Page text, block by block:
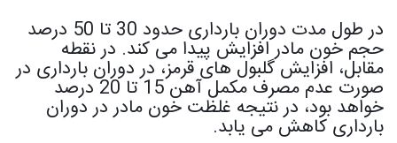
در طول مدت دوران بارداری حدود 30 تا 50 درصد
حجم خون مادر افزایش پیدا می کند. در نقطه
مقابل، افزایش گلبول های قرمز، در دوران بارداری در
صورت عدم مصرف مکمل آهن 15 تا 20 درصد
خواهد بود، در نتیجه غلظت خون مادر در دوران
بارداری کاهش می یابد.